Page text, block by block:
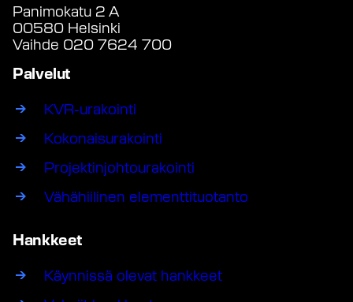
Panimokatu 2 A
00580 Helsinki
Vaihde 020 7624 700
Palvelut
KVR-urakointi
Kokonaisurakointi
Projektinjohtourakointi
Vähähiilinen elementtituotanto
Hankkeet
Käynnissä olevat hankkeet